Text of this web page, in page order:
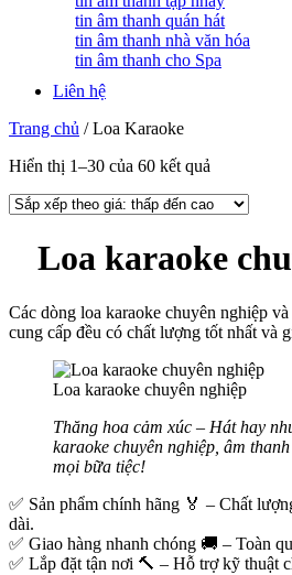
tin âm thanh quán hát
tin âm thanh nhà văn hóa
tin âm thanh cho Spa
Liên hệ
Trang chủ /Loa Karaoke
Hiển thị 1–30 của 60 kết quả
Loa karaoke
Các dòng loa karaoke chuyên nghiệp
cung cấp đều có chất lượng tốt nhất và
Loa karaoke chuyên nghiệp
Thăng hoa cảm xúc – Hát hay
karaoke chuyên nghiệp, âm
mọi bữa tiệc!
✅ Sản phẩm chính hãng 🏅 – Chất
dài.
✅ Giao hàng nhanh chóng 🚚 – Toàn
✅ Lắp đặt tận nơi 🔨 – Hỗ trợ kỹ thuật